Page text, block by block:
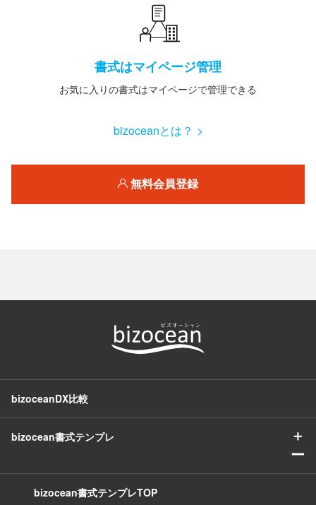
書式はマイページ管理
お気に入りの書式はマイページで管理できる
bizoceanとは？ >
無料会員登録
bizoceanDX比較
bizocean書式テンプレ
＋
ー
bizocean書式テンプレTOP